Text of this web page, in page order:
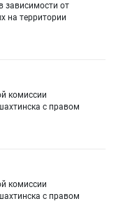
зависимости от
на территории
комиссии
с правом
комиссии
с правом